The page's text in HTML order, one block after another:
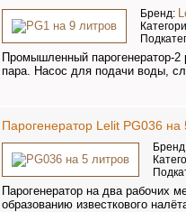
Бренд:
Промышленный парогенератор-2
пара. Насос для подачи воды,
Парогенератор Lelit PG036 на
Парогенератор на два рабочих
образованию известкового